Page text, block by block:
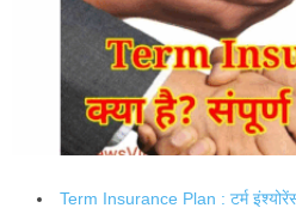
Term Insurance Plan : टर्म